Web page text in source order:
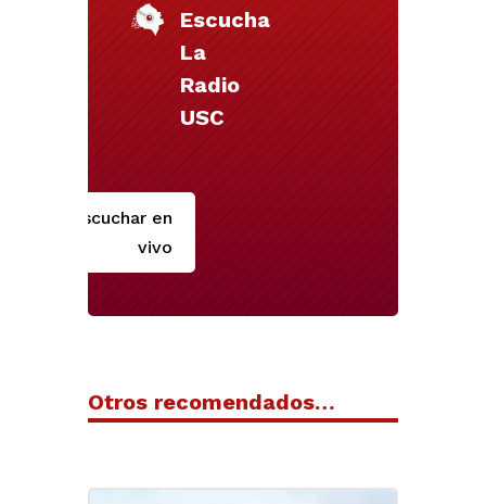
Escucha
La
Radio
USC
Escuchar en
vivo
Otros recomendados…